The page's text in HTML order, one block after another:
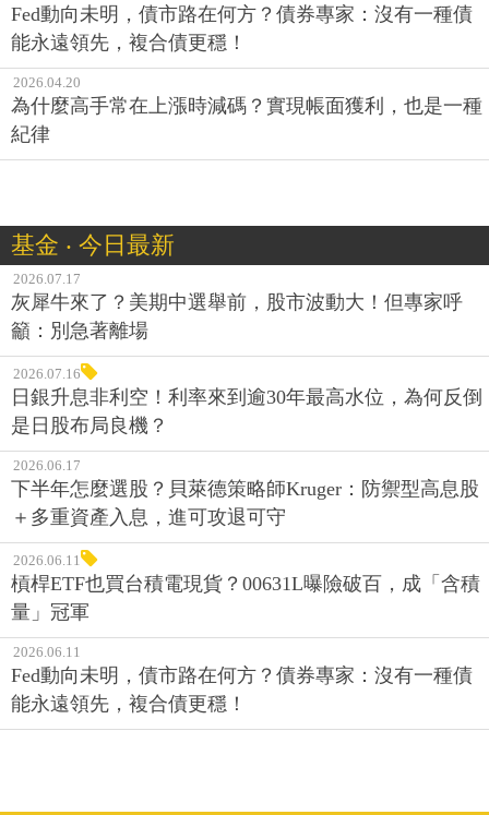
Fed動向未明，債市路在何方？債券專家：沒有一種債
能永遠領先，複合債更穩！
2026.04.20
為什麼高手常在上漲時減碼？實現帳面獲利，也是一種
紀律
基金 ‧ 今日最新
2026.07.17
灰犀牛來了？美期中選舉前，股市波動大！但專家呼
籲：別急著離場
2026.07.16
日銀升息非利空！利率來到逾30年最高水位，為何反倒
是日股布局良機？
2026.06.17
下半年怎麼選股？貝萊德策略師Kruger：防禦型高息股
＋多重資產入息，進可攻退可守
2026.06.11
槓桿ETF也買台積電現貨？00631L曝險破百，成「含積
量」冠軍
2026.06.11
Fed動向未明，債市路在何方？債券專家：沒有一種債
能永遠領先，複合債更穩！